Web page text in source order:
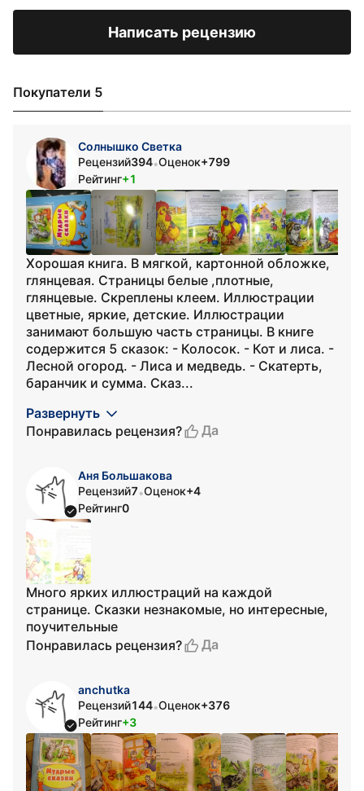
Написать рецензию
Покупатели 5
Солнышко Светка
Рецензий394•Оценок+799
Рейтинг+1
Хорошая книга. В мягкой, картонной обложке,
глянцевая. Страницы белые ,плотные,
глянцевые. Скреплены клеем. Иллюстрации
цветные, яркие, детские. Иллюстрации
занимают большую часть страницы. В книге
содержится 5 сказок: - Колосок. - Кот и лиса. -
Лесной огород. - Лиса и медведь. - Скатерть,
баранчик и сумма. Сказ...
Развернуть
Понравилась рецензия?
Да
Аня Большакова
Рецензий7•Оценок+4
Рейтинг0
Много ярких иллюстраций на каждой
странице. Сказки незнакомые, но интересные,
поучительные
Понравилась рецензия?
Да
anchutka
Рецензий144•Оценок+376
Рейтинг+3